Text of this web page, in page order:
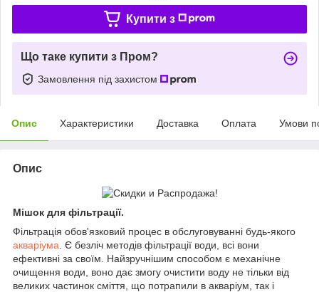
Купити з
Що таке купити з Пром?
Замовлення під захистом
Опис Характеристики Доставка Оплата Умови
Опис
Мішок для фільтрації.
Фільтрація обов'язковий процес в обслуговуванні будь-якого
акваріума . Є безліч методів фільтрації води, всі вони
ефективні за своїм. Найзручнішим способом є механічне
очищення води, воно дає змогу очистити воду не тільки від
великих частинок сміття, що потрапили в акваріум, так і